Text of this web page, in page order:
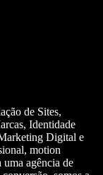
de Sites,
Identidade
Digital e
motion
agência de